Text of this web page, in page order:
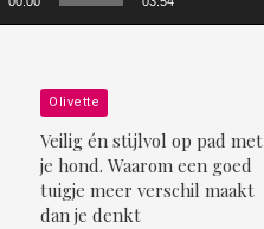
Olivette
Veilig én stijlvol op pad met
je hond. Waarom een goed
tuigje meer verschil maakt
dan je denkt